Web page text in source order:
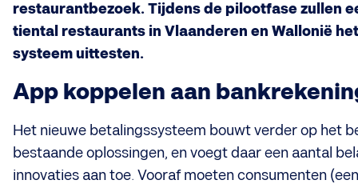
restaurantbezoek. Tijdens de pilootfase zullen
tiental restaurants in Vlaanderen en Wallonië het
systeem uittesten.
App koppelen aan
Het nieuwe betalingssysteem bouwt verder op het
bestaande oplossingen, en voegt daar een aantal
innovaties aan toe. Vooraf moeten consumenten